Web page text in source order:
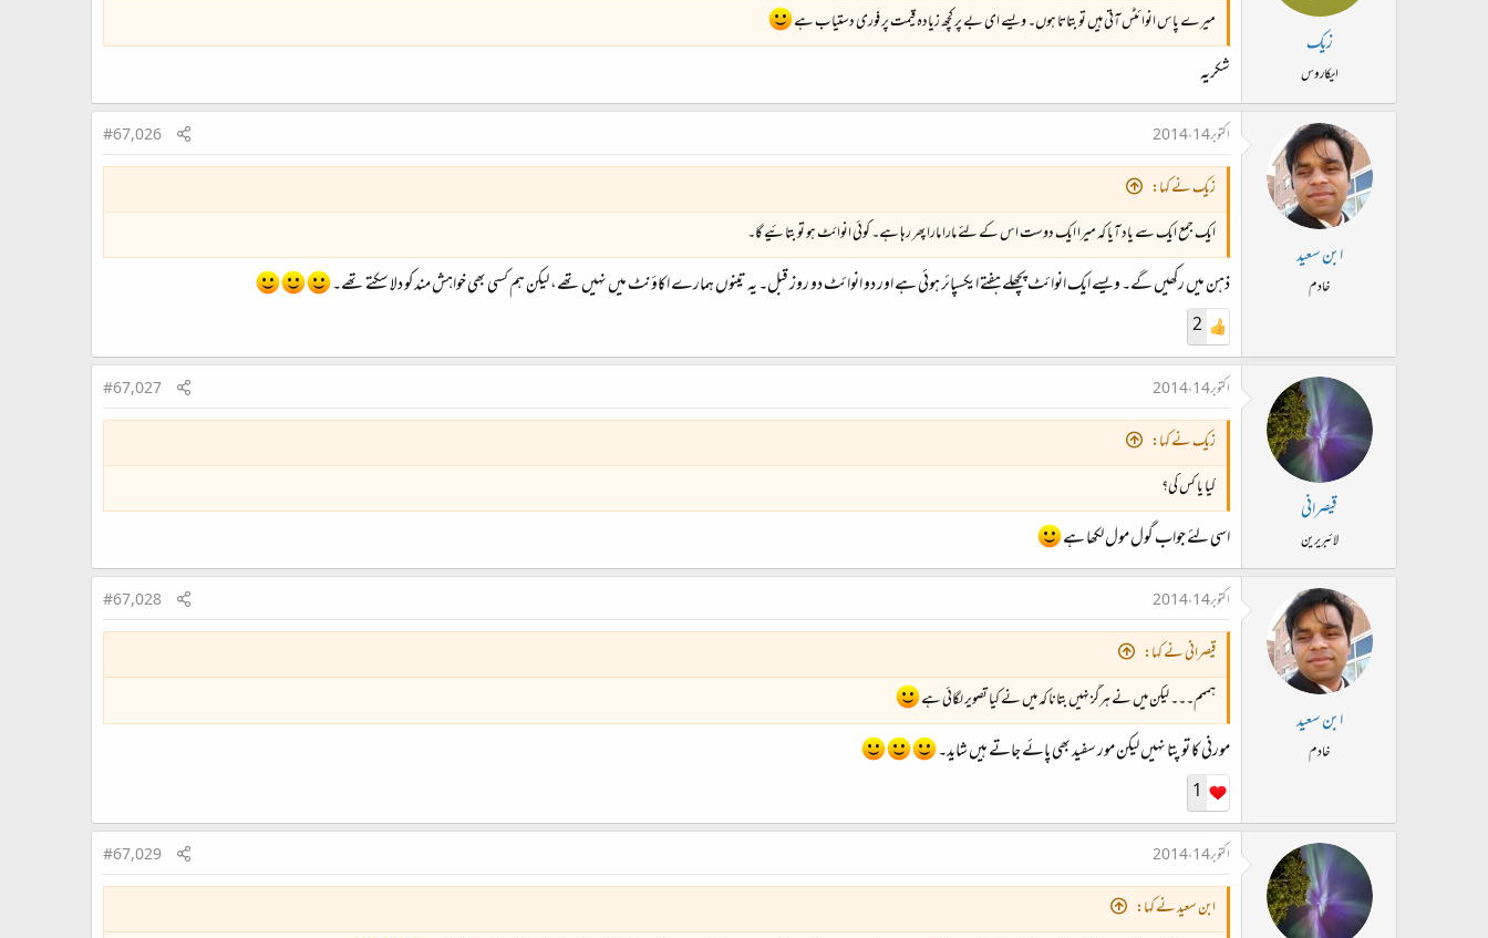
زیک
ایکاروس
میرے پاس انوائٹس آتی ہیں تو بتاتا ہوں۔ ویسے ای بے پر کچھ زیادہ قیمت پر فوری دستیاب ہے
شکریہ
ابن سعید
خادم
اکتوبر 14، 2014 #67,026
زیک نے کہا:
ایک جمع ایک سے یاد آیا کہ میرا ایک دوست اس کے لئے مارا مارا پھر رہا ہے۔ کوئی انوائٹ ہو تو بتائیے گا۔
ذہن میں رکھیں گے۔ ویسے ایک انوائٹ پچھلے ہفتے ایکسپائر ہوئی ہے اور دو انوائٹ دو روز قبل۔ یہ تینوں ہمارے اکاؤنٹ میں نہیں تھے، لیکن ہم کسی بھی خواہش مند کو دلا سکتے تھے۔
2
قیصرانی
لائبریرین
اکتوبر 14، 2014 #67,027
زیک نے کہا:
کیا یا کس کی؟
اسی لئے جواب گول مول لکھا ہے
ابن سعید
خادم
اکتوبر 14، 2014 #67,028
قیصرانی نے کہا:
ہممم۔۔۔ لیکن میں نے ہرگز نہیں بتانا کہ میں نے کیا تصویر لگائی ہے
مورنی کا تو پتا نہیں لیکن مور سفید بھی پائے جاتے ہیں شاید۔
1
اکتوبر 14، 2014 #67,029
ابن سعید نے کہا: